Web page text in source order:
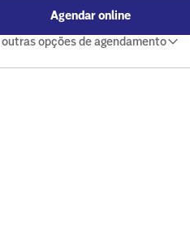
Agendar online
outras opções de agendamento